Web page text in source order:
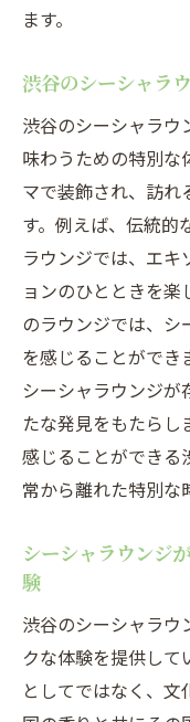
渋谷でシ
ィ
渋谷のシーシ
融合
渋谷のシ
界の交差点
シーシャ
験
渋谷のシ
レーバー
日本と異
ジの魅力
ジー
ーモニー
シーシャの煙
シーシャ
ます。
渋谷のシーシャラ
渋谷のシーシャラウ
味わうための特別な
マで装飾され、訪れ
す。例えば、伝統的
ラウンジでは、エ
ョンのひとときを
のラウンジでは、シ
を感じることができ
シーシャラウンジ
たな発見をもたらし
感じることができる
常から離れた特別な
シーシャラウンジ
験
渋谷のシーシャラウ
クな体験を提供して
としてではなく、